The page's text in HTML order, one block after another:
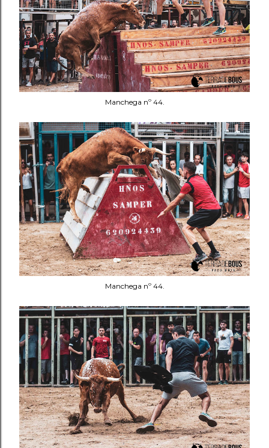
Manchega nº 44.
Manchega nº 44.